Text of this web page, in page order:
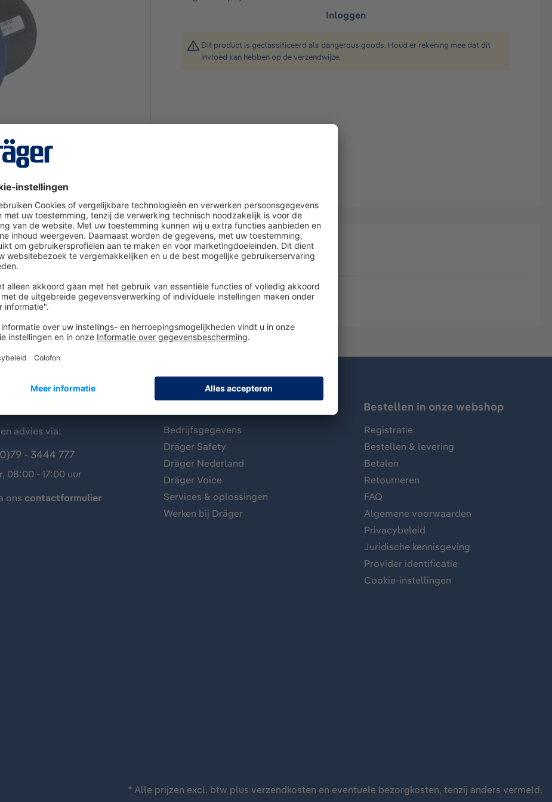
Inloggen
Dit product is geclassificeerd als dangerous goods. Houd er rekening mee dat dit
invloed kan hebben op de verzendwijze.
advies via:
- 3444 777
08:00 - 17:00 uur
ons contactformulier
Bedrijfsgegevens
Dräger Safety
Dräger Nederland
Dräger Voice
Services & oplossingen
Werken bij Dräger
Bestellen in onze webshop
Registratie
Bestellen & levering
Betalen
Retourneren
FAQ
Algemene voorwaarden
Privacybeleid
Juridische kennisgeving
Provider identificatie
Cookie-instellingen
* Alle prijzen excl. btw plus verzendkosten en eventuele bezorgkosten, tenzij anders vermeld.